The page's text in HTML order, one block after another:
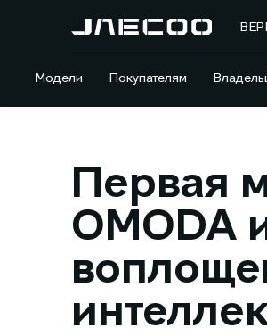
Модели Покупателям
Первая
OMODA